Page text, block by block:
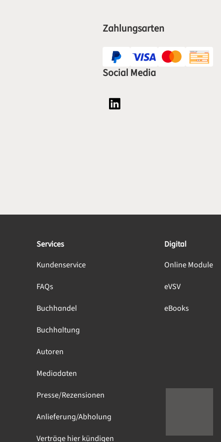
Zahlungsarten
Social Media
Social Media Plattform LinkedIn
Services
Kundenservice
FAQs
Buchhandel
Buchhaltung
Autoren
Mediadaten
Presse/Rezensionen
Anlieferung/Abholung
Verträge hier kündigen
Digital
Online Module
eVSV
eBooks